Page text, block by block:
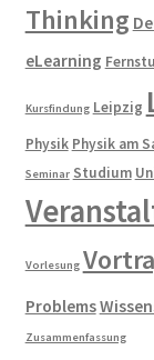
Thinking
eLearning
Kursfindung Leipzig
Physik Physik am
Seminar Studium
Vorlesung
Problems
Zusammenfassung